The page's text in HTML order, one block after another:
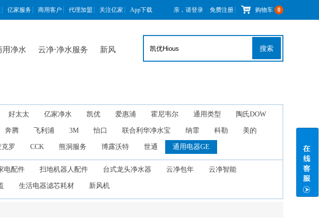
亿家服务 商用客户 代理加盟 关注亿家 App下载 亲，请登录 免费注册 购物车 0
用净水 云净⋅净水服务 新风 搜索
好太太 亿家净水 凯优 爱惠浦 霍尼韦尔 通用类型 陶氏DOW
奔腾 飞利浦 3M 怡口 联合利华净水宝 纳霏 科勒 美的
克罗 CCK 熊洞服务 博露沃特 世通 通用电器GE
电配件 扫地机器人配件 台式龙头净水器 云净包年 云净智能
生活电器滤芯耗材 新风机